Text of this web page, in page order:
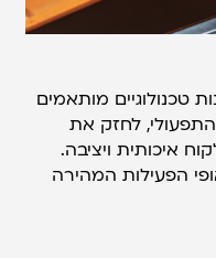
טכנולוגיים מותאמים
לחזק את
איכותית ויציבה.
הפעילות המהירה